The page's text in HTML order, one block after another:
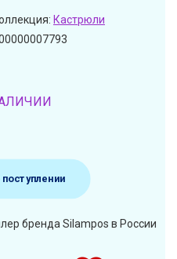
Кастрюли
бренда Silampos в России